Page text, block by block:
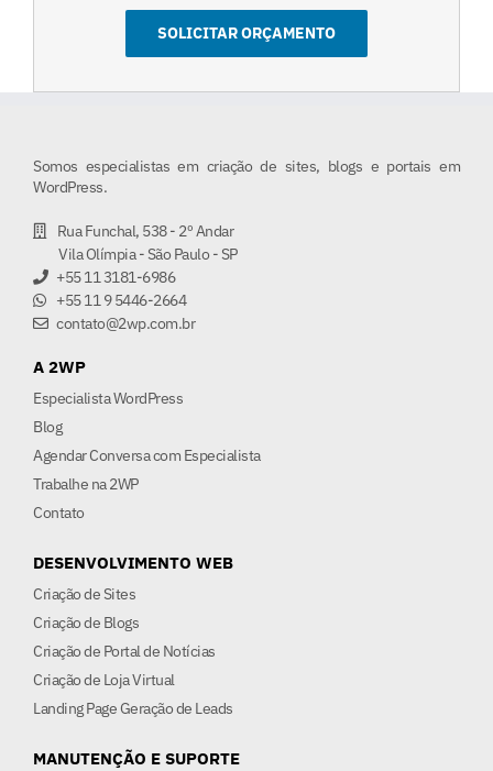
Somos especialistas em criação de sites, blogs e portais em
WordPress.
Rua Funchal, 538 - 2º Andar
Vila Olímpia - São Paulo - SP
+55 11 3181-6986
+55 11 9 5446-2664
contato@2wp.com.br
A 2WP
Especialista WordPress
Blog
Agendar Conversa com Especialista
Trabalhe na 2WP
Contato
DESENVOLVIMENTO WEB
Criação de Sites
Criação de Blogs
Criação de Portal de Notícias
Criação de Loja Virtual
Landing Page Geração de Leads
MANUTENÇÃO E SUPORTE